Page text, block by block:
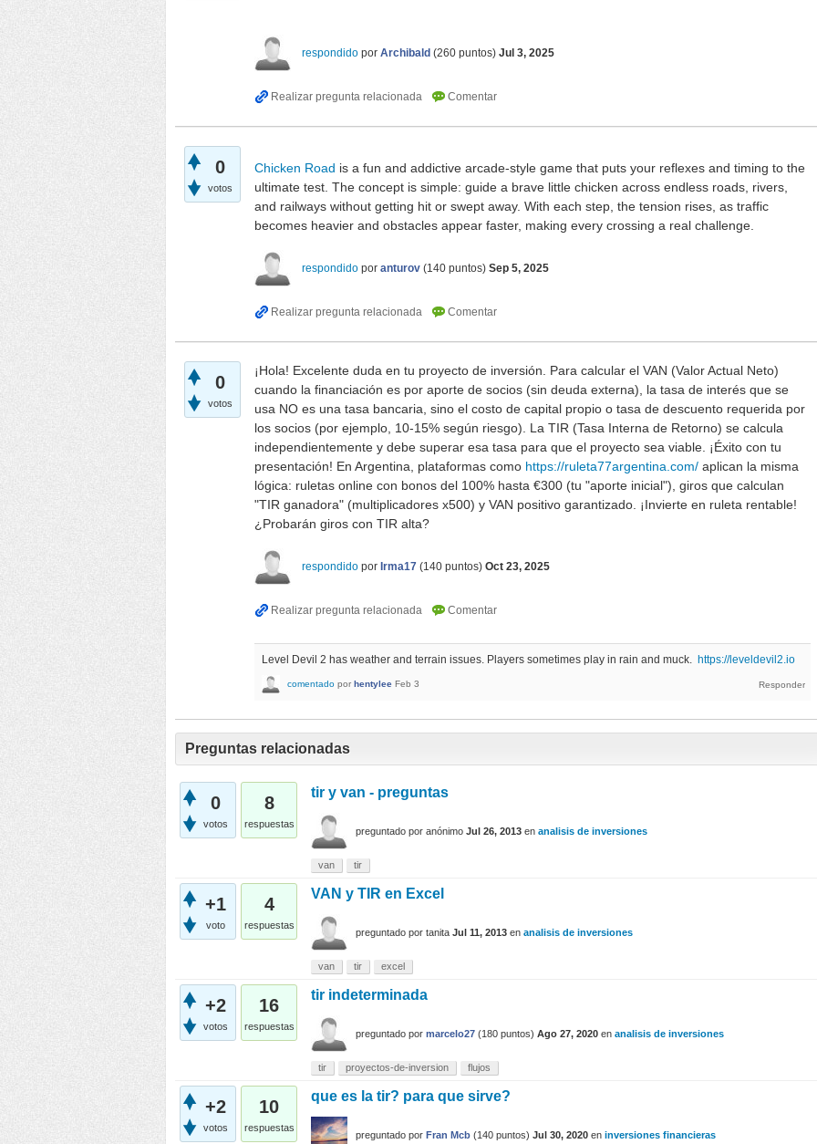
respondido por Archibald (260 puntos) Jul 3, 2025
0
votos
Chicken Road is a fun and addictive arcade-style game that puts your reflexes and timing to the
ultimate test. The concept is simple: guide a brave little chicken across endless roads, rivers,
and railways without getting hit or swept away. With each step, the tension rises, as traffic
becomes heavier and obstacles appear faster, making every crossing a real challenge.
respondido por anturov (140 puntos) Sep 5, 2025
0
votos
¡Hola! Excelente duda en tu proyecto de inversión. Para calcular el VAN (Valor Actual Neto)
cuando la financiación es por aporte de socios (sin deuda externa), la tasa de interés que se
usa NO es una tasa bancaria, sino el costo de capital propio o tasa de descuento requerida por
los socios (por ejemplo, 10-15% según riesgo). La TIR (Tasa Interna de Retorno) se calcula
independientemente y debe superar esa tasa para que el proyecto sea viable. ¡Éxito con tu
presentación! En Argentina, plataformas como https://ruleta77argentina.com/ aplican la misma
lógica: ruletas online con bonos del 100% hasta €300 (tu "aporte inicial"), giros que calculan
"TIR ganadora" (multiplicadores x500) y VAN positivo garantizado. ¡Invierte en ruleta rentable!
¿Probarán giros con TIR alta?
respondido por Irma17 (140 puntos) Oct 23, 2025
Level Devil 2 has weather and terrain issues. Players sometimes play in rain and muck. https://leveldevil2.io
comentado por hentylee Feb 3
Preguntas relacionadas
0
votos
8
respuestas
tir y van - preguntas
preguntado por anónimo Jul 26, 2013 en analisis de inversiones
van tir
+1
voto
4
respuestas
VAN y TIR en Excel
preguntado por tanita Jul 11, 2013 en analisis de inversiones
van tir excel
+2
votos
16
respuestas
tir indeterminada
preguntado por marcelo27 (180 puntos) Ago 27, 2020 en analisis de inversiones
tir proyectos-de-inversion flujos
+2
votos
10
respuestas
que es la tir? para que sirve?
preguntado por Fran Mcb (140 puntos) Jul 30, 2020 en inversiones financieras